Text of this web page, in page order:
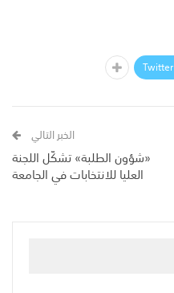
Twitter
الخبر التالي
«شؤون الطلبة» تشكّل اللجنة
العليا للانتخابات في الجامعة